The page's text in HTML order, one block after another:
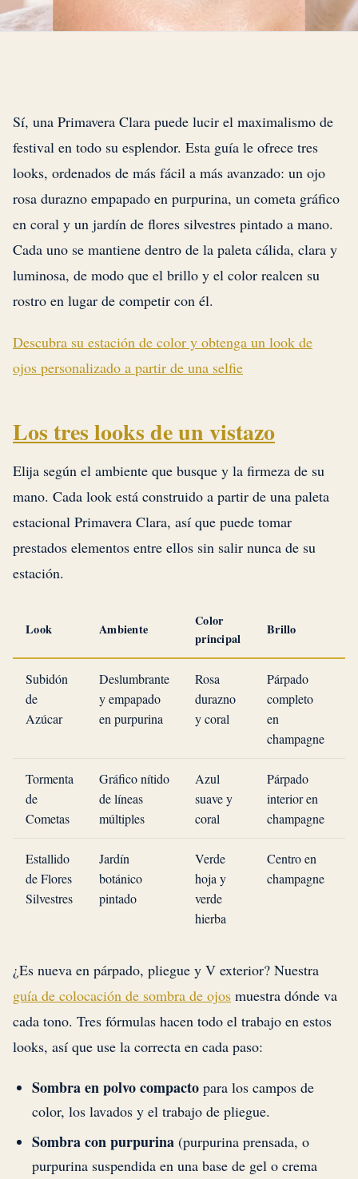
Sí, una Primavera Clara puede lucir el maximalismo de
festival en todo su esplendor. Esta guía le ofrece tres
looks, ordenados de más fácil a más avanzado: un ojo
rosa durazno empapado en purpurina, un cometa gráfico
en coral y un jardín de flores silvestres pintado a mano.
Cada uno se mantiene dentro de la paleta cálida, clara y
luminosa, de modo que el brillo y el color realcen su
rostro en lugar de competir con él.
Descubra su estación de color y obtenga un look de
ojos personalizado a partir de una selfie
Los tres looks de un vistazo
Elija según el ambiente que busque y la firmeza de su
mano. Cada look está construido a partir de una paleta
estacional Primavera Clara, así que puede tomar
prestados elementos entre ellos sin salir nunca de su
estación.
Look Ambiente
Color
principal
Brillo
Subidón
de
Azúcar
Deslumbrante
y empapado
en purpurina
Rosa
durazno
y coral
Párpado
completo
en
champagne
Tormenta
de
Cometas
Gráfico nítido
de líneas
múltiples
Azul
suave y
coral
Párpado
interior en
champagne
Estallido
de Flores
Silvestres
Jardín
botánico
pintado
Verde
hoja y
verde
hierba
Centro en
champagne
¿Es nueva en párpado, pliegue y V exterior? Nuestra
guía de colocación de sombra de ojos muestra dónde va
cada tono. Tres fórmulas hacen todo el trabajo en estos
looks, así que use la correcta en cada paso:
Sombra en polvo compacto para los campos de
color, los lavados y el trabajo de pliegue.
Sombra con purpurina (purpurina prensada, o
purpurina suspendida en una base de gel o crema